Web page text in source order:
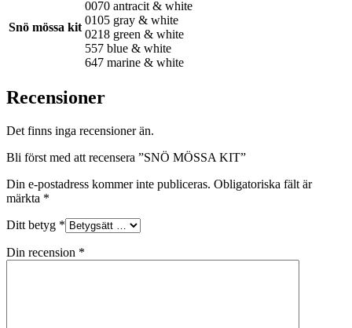
Snö mössa kit
0070 antracit & white
0105 gray & white
0218 green & white
557 blue & white
647 marine & white
Recensioner
Det finns inga recensioner än.
Bli först med att recensera ”SNÖ MÖSSA KIT”
Din e-postadress kommer inte publiceras. Obligatoriska fält är
märkta *
Ditt betyg *
Din recension *